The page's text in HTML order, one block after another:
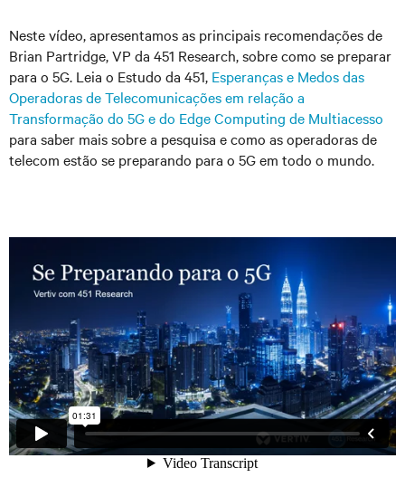
Neste vídeo, apresentamos as principais recomendações de
Brian Partridge, VP da 451 Research, sobre como se preparar
para o 5G. Leia o Estudo da 451, Esperanças e Medos das
Operadoras de Telecomunicações em relação a
Transformação do 5G e do Edge Computing de Multiacesso
para saber mais sobre a pesquisa e como as operadoras de
telecom estão se preparando para o 5G em todo o mundo.